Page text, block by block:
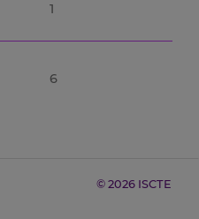
1
6
© 2026 ISCTE